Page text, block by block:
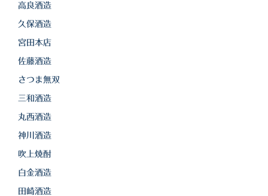
高良酒造
久保酒造
宮田本店
佐藤酒造
さつま無双
三和酒造
丸西酒造
神川酒造
吹上焼酎
白金酒造
田崎酒造